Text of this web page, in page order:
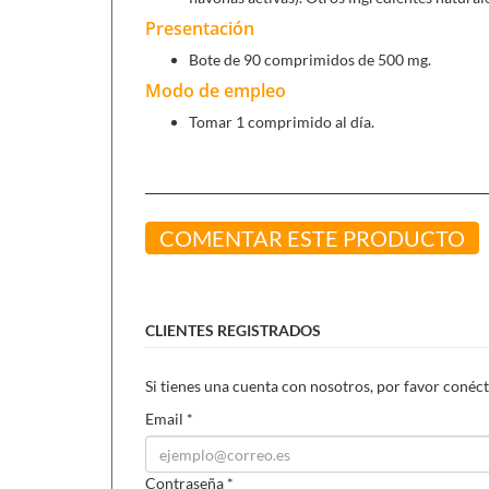
Presentación
Bote de 90 comprimidos de 500 mg.
Modo de empleo
Tomar 1 comprimido al día.
COMENTAR ESTE PRODUCTO
CLIENTES REGISTRADOS
Si tienes una cuenta con nosotros, por favor
Email *
Contraseña *